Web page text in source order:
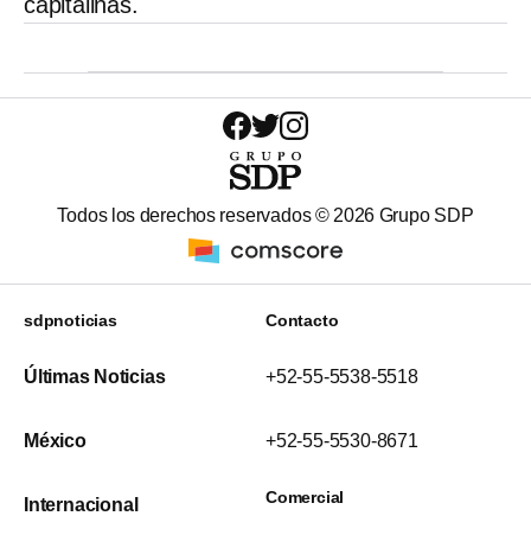
Todos los derechos reservados © 2026 Grupo SDP
sdpnoticias
Últimas Noticias
México
Internacional
Contacto
+52-55-5538-5518
+52-55-5530-8671
Comercial